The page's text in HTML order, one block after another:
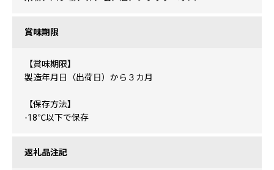
賞味期限
【賞味期限】
製造年月日（出荷日）から３カ月
【保存方法】
-18℃以下で保存
返礼品注記